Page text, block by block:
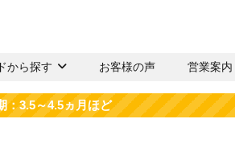
から探す お客様の声 営業案内